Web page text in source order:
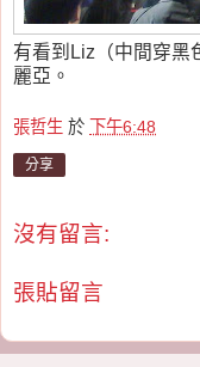
有看到Liz（中間穿黑
麗亞。
張哲生 於 下午6:48
分享
沒有留言:
張貼留言